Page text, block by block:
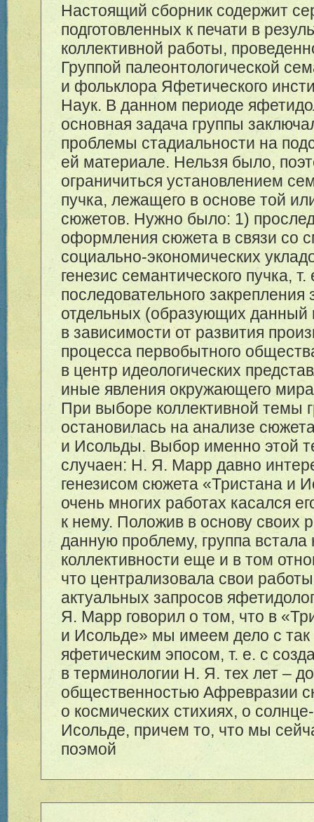
Настоящий сборник содержит
подготовленных к печати в
коллективной работы,
Группой палеонтологической
и фольклора Яфетического
Наук. В данном периоде
основная задача группы
проблемы стадиальности на
ей материале. Нельзя было,
ограничиться установлением
пучка, лежащего в основе той
сюжетов. Нужно было: 1)
оформления сюжета в связи со
социально-экономических
генезис семантического пучка, т.
последовательного закрепления
отдельных (образующих данный
в зависимости от развития
процесса первобытного
в центр идеологических
иные явления окружающего
При выборе коллективной темы
остановилась на анализе
и Исольды. Выбор именно этой
случаен: Н. Я. Марр давно
генезисом сюжета «Тристана и
очень многих работах касался
к нему. Положив в основу своих
данную проблему, группа встала
коллективности еще и в том
что централизовала свои работы
актуальных запросов
Я. Марр говорил о том, что в
и Исольде» мы имеем дело с
яфетическим эпосом, т. е. с
в терминологии Н. Я. тех лет –
общественностью Афревразии
о космических стихиях, о
Исольде, причем то, что мы
поэмой